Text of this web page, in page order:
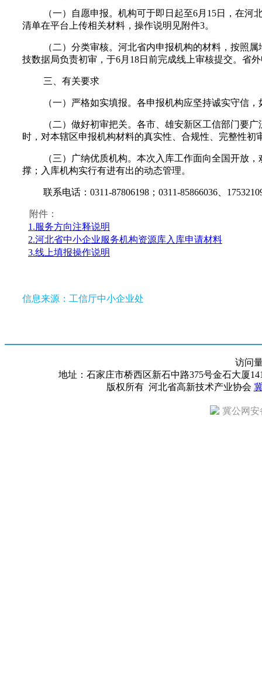
（一）自愿申报。机构可于即日起至6月15日，在河
清单在平台上传相关材料，操作说明见附件3。
（二）分类审核。河北省内申报机构的材料，按照
技数据局负责初审，于6月18日前完成线上审核提交。省
三、有关要求
（一）严格如实填报。各申报机构应坚持诚实守信
（二）做好初审把关。各市、雄安新区工信部门要
时，对本辖区申报机构材料的真实性、合规性、完整性初
（三）广纳优质机构。本次入库工作面向全国开放
撑；入库机构实行有进有出的动态管理。
联系电话：0311-87806198；0311-85866036、
附件：
1.服务方向注释说明
2.河北省中小企业服务机构资源库入库申请材料
3.线上填报操作说明
信息来源：工信厅中小企业处
访问
地址：石家庄市桥西区新石中路375号金石大厦
版权所有 河北省高新技术产业协会
冀公网安